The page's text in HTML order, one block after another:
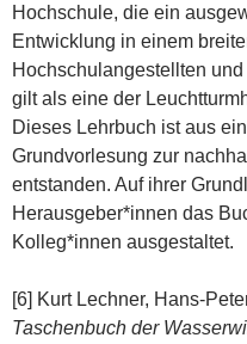
Hochschule, die ein
Entwicklung in einem
Hochschulangestellten
gilt als eine der
Dieses Lehrbuch ist aus
Grundvorlesung zur
entstanden. Auf ihrer
Herausgeber*innen das
Kolleg*innen ausgestaltet.
[6] Kurt Lechner, Hans-
Taschenbuch der